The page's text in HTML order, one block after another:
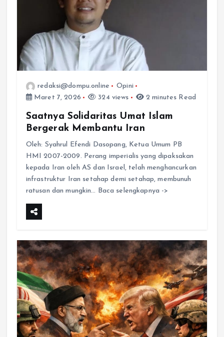
redaksi@dompu.online
Opini
Maret 7, 2026
324 views 2 minutes Read
Saatnya Solidaritas Umat Islam
Bergerak Membantu Iran
Oleh: Syahrul Efendi Dasopang, Ketua Umum PB
HMI 2007-2009. Perang imperialis yang dipaksakan
kepada Iran oleh AS dan Israel, telah menghancurkan
infrastruktur Iran setahap demi setahap, membunuh
ratusan dan mungkin… Baca selengkapnya ->